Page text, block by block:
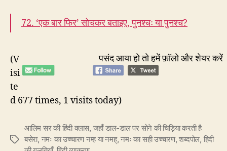
72. ‘एक बार फिर’ सोचकर बताइए, पुनश्चः या पुनश्च?
पसंद आया हो तो हमें फ़ॉलो और शेयर करें
(V
isi
te
d 677 times, 1 visits today)
Tags
आलिम सर की हिंदी क्लास, जहाँ डाल-डाल पर सोने की चिड़िया करती है
बसेरा, नमः का उच्चारण नम्ह या नमह्,नमः का सही उच्चारण,शब्दपोल, हिंदी